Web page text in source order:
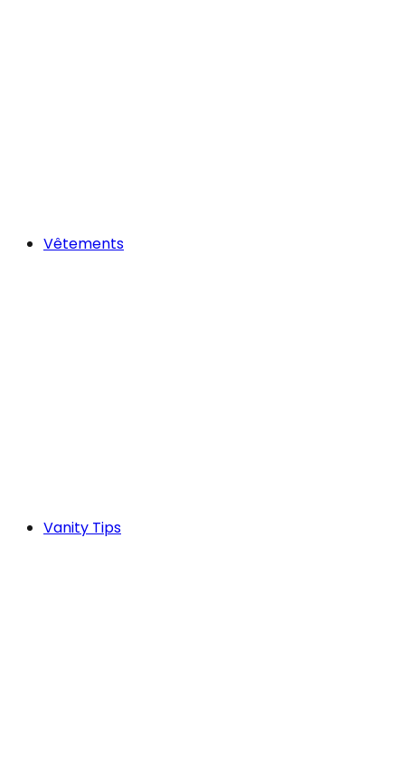
Vêtements
Vanity Tips